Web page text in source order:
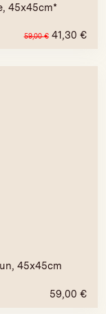
45x45cm*
59,00€ 41,30 €
45x45cm
59,00 €